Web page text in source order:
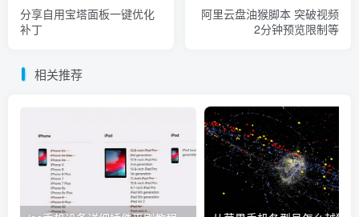
分享自用宝塔面板一键优化
补丁
阿里云盘油猴脚本 突破视频
2分钟预览限制等
相关推荐